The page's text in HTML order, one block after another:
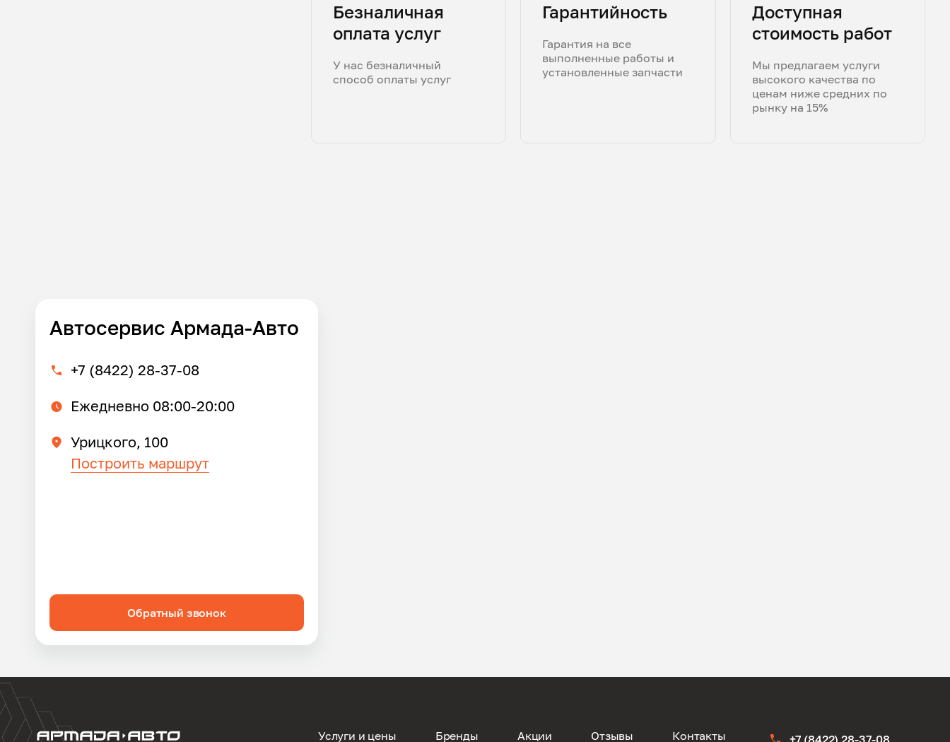
Безналичная
оплата услуг
У нас безналичный
способ оплаты услуг
Гарантийность
Гарантия на все
выполненные работы и
установленные запчасти
Доступная
стоимость работ
Мы предлагаем услуги
высокого качества по
ценам ниже средних по
рынку на 15%
Автосервис Армада-Авто
+7 (8422) 28-37-08
Ежедневно 08:00-20:00
Урицкого, 100
Построить маршрут
Обратный звонок
+7 (8422) 28-37-08
Услуги и цены Бренды Акции Отзывы Контакты